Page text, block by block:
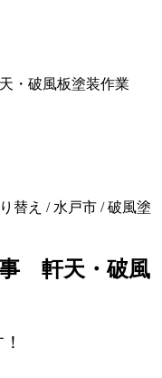
・破風板塗装作業
替え / 水戸市 / 破風塗
事 軒天・破風